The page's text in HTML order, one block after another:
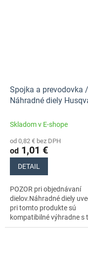
Spojka a prevodovka /
Náhradné diely
Skladom v E-shope
od 0,82 € bez DPH
od 1,01 €
DETAIL
POZOR pri objednávaní
dielov.Náhradné diely
pri tomto produkte sú
kompatibilné výhradne s
stroja s číslom